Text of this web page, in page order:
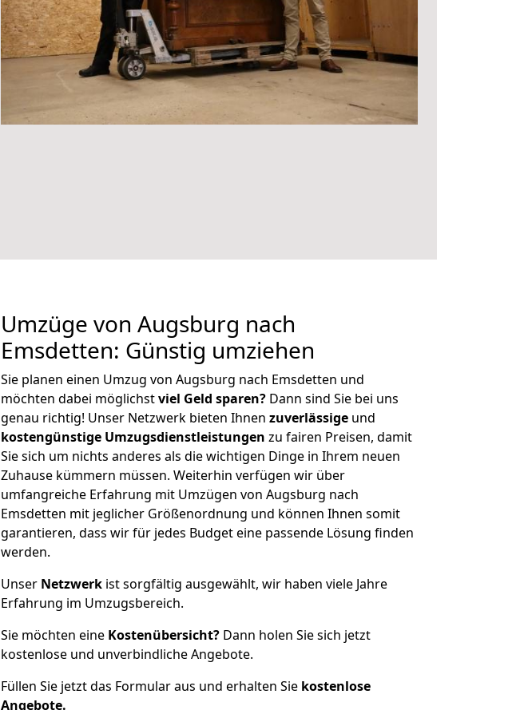
Umzüge von Augsburg nach
Emsdetten: Günstig umziehen
Sie planen einen Umzug von Augsburg nach Emsdetten und
möchten dabei möglichstviel Geld sparen? Dann sind Sie bei uns
genau richtig! Unser Netzwerk bieten Ihnen zuverlässige und
kostengünstige Umzugsdienstleistungen zu fairen Preisen, damit
Sie sich um nichts anderes als die wichtigen Dinge in Ihrem neuen
Zuhause kümmern müssen. Weiterhin verfügen wir über
umfangreiche Erfahrung mit Umzügen von Augsburg nach
Emsdetten mit jeglicher Größenordnung und können Ihnen somit
garantieren, dass wir für jedes Budget eine passende Lösung finden
werden.
Unser Netzwerk ist sorgfältig ausgewählt, wir haben viele Jahre
Erfahrung im Umzugsbereich.
Sie möchten eine Kostenübersicht? Dann holen Sie sich jetzt
kostenlose und unverbindliche Angebote.
Füllen Sie jetzt das Formular aus und erhalten Sie kostenlose
Angebote.